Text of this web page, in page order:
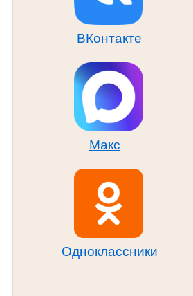
ВКонтакте
Макс
Одноклассники